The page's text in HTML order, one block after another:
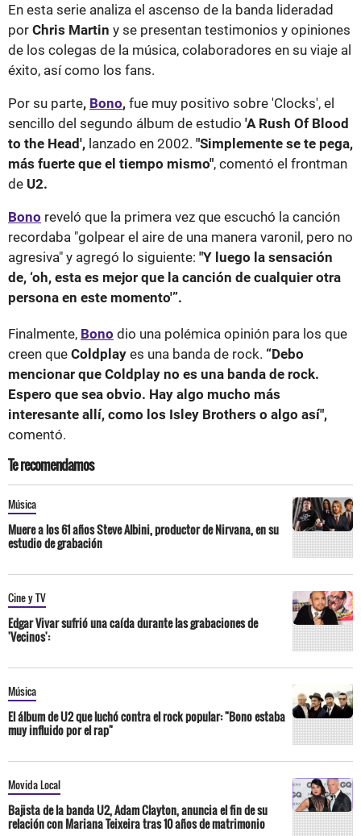
En esta serie analiza el ascenso de la banda lideradad
por Chris Martin y se presentan testimonios y opiniones
de los colegas de la música, colaboradores en su viaje al
éxito, así como los fans.
Por su parte, Bono, fue muy positivo sobre 'Clocks', el
sencillo del segundo álbum de estudio 'A Rush Of Blood
to the Head', lanzado en 2002. "Simplemente se te pega,
más fuerte que el tiempo mismo", comentó el frontman
de U2.
Bono reveló que la primera vez que escuchó la canción
recordaba "golpear el aire de una manera varonil, pero no
agresiva" y agregó lo siguiente: "Y luego la sensación
de, ‘oh, esta es mejor que la canción de cualquier otra
persona en este momento'”.
Finalmente, Bono dio una polémica opinión para los que
creen que Coldplay es una banda de rock. “Debo
mencionar que Coldplay no es una banda de rock.
Espero que sea obvio. Hay algo mucho más
interesante allí, como los Isley Brothers o algo así",
comentó.
Te recomendamos
Música
Muere a los 61 años Steve Albini, productor de Nirvana, en su
estudio de grabación
Cine y TV
Edgar Vivar sufrió una caída durante las grabaciones de
'Vecinos':
Música
El álbum de U2 que luchó contra el rock popular: "Bono estaba
muy influido por el rap"
Movida Local
Bajista de la banda U2, Adam Clayton, anuncia el fin de su
relación con Mariana Teixeira tras 10 años de matrimonio